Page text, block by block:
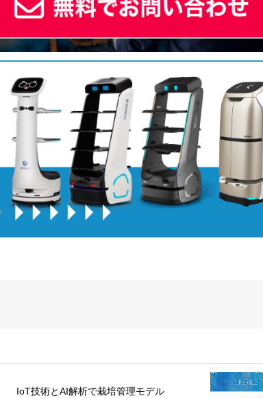
IoT技術とAI解析で栽培管理モデル